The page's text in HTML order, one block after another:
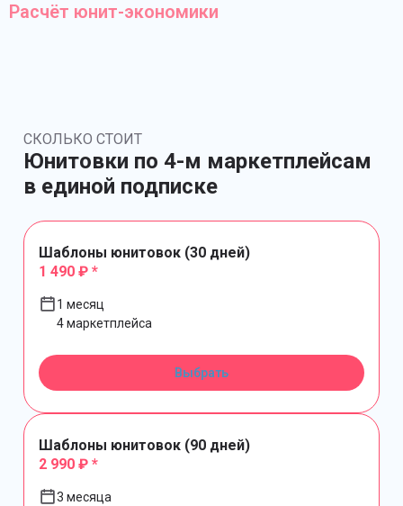
Расчёт юнит-экономики
Юнитовки по 4-м маркетплейсам
в единой подписке
СКОЛЬКО СТОИТ
Шаблоны юнитовок (30 дней)
1 490 ₽ *
1 месяц
4 маркетплейса
Выбрать
Шаблоны юнитовок (90 дней)
2 990 ₽ *
3 месяца